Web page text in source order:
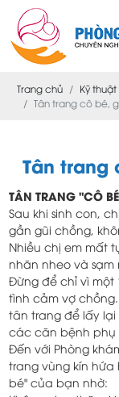
Trang chủ Kỹ thuật
Tân trang cô bé,
Tân trang
TÂN TRANG "CÔ
Sau khi sinh con,
gần gũi chồng,
Nhiều chị em mất
nhăn nheo và sạm
Đừng để chỉ vì
tình cảm vợ
tân trang để lấy
các căn bệnh phụ
Đến với Phòng
trang vùng kín
bé" của bạn nhờ: